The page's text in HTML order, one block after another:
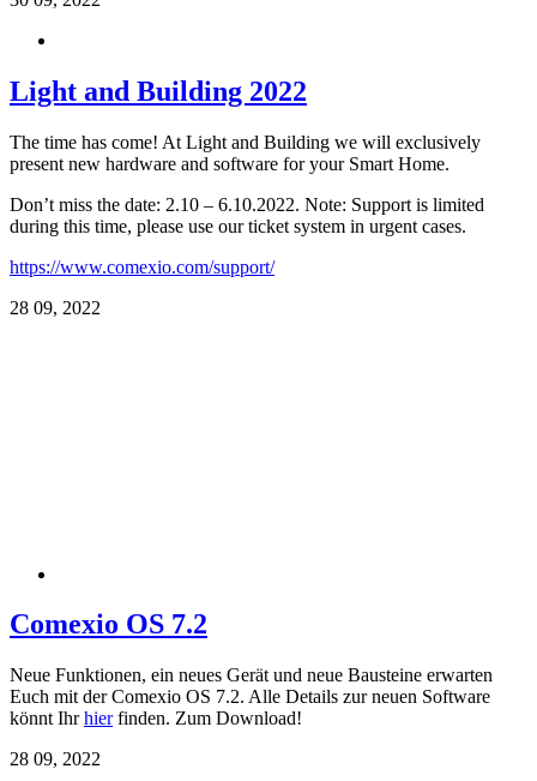
Light and Building 2022
The time has come! At Light and Building we will exclusively
present new hardware and software for your Smart Home.
Don’t miss the date: 2.10 – 6.10.2022. Note: Support is limited
during this time, please use our ticket system in urgent cases.
https://www.comexio.com/support/
28 09, 2022
Comexio OS 7.2
Neue Funktionen, ein neues Gerät und neue Bausteine erwarten
Euch mit der Comexio OS 7.2. Alle Details zur neuen Software
könnt Ihrhierfinden. Zum Download!
28 09, 2022